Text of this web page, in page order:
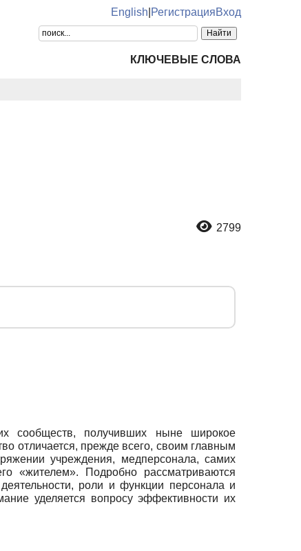
English РегистрацияВход
КЛЮЧЕВЫЕ СЛОВА
2799
сообществ, получивших ныне широкое
отличается, прежде всего, своим главным
учреждения, медперсонала, самих
«жителем». Подробно рассматриваются
роли и функции персонала и
уделяется вопросу эффективности их